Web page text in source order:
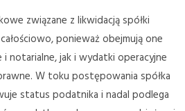
związane z likwidacją spółki
ponieważ obejmują one
notarialne, jak i wydatki operacyjne
W toku postępowania spółka
status podatnika i nadal podlega